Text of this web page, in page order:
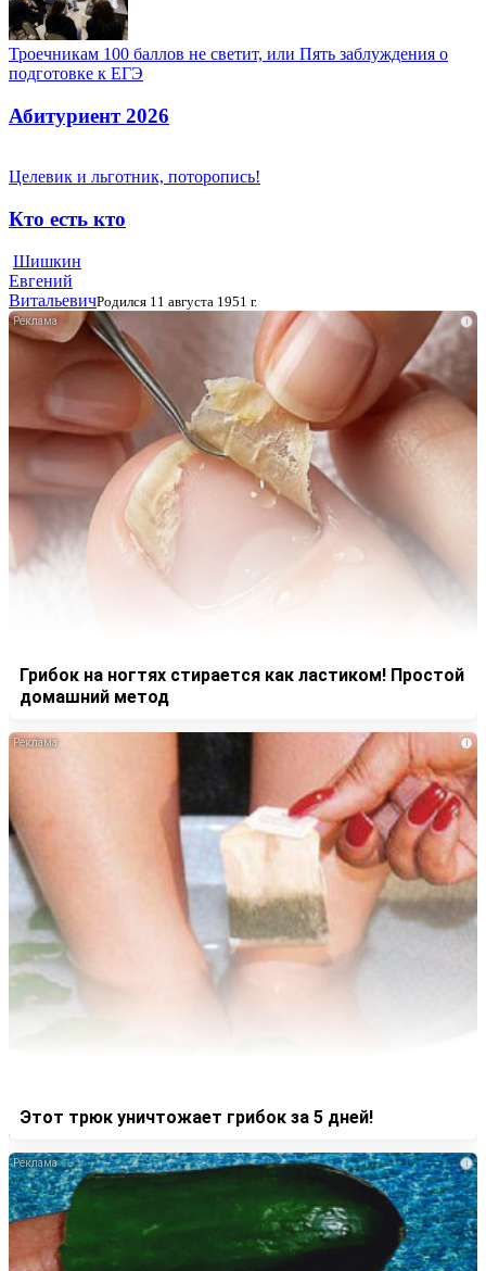
Троечникам 100 баллов не светит, или Пять заблуждения о
подготовке к ЕГЭ
Абитуриент 2026
Целевик и льготник, поторопись!
Кто есть кто
Шишкин
Евгений
ВитальевичРодился 11 августа 1951 г.
i
Грибок на ногтях стирается как ластиком! Простой
домашний метод
i
Этот трюк уничтожает грибок за 5 дней!
i